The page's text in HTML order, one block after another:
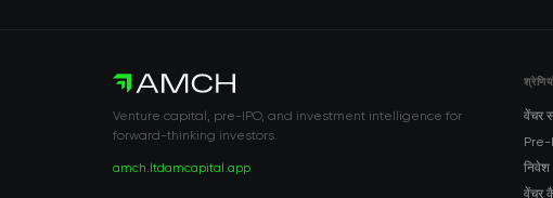
Venture capital, pre-IPO, and investment intelligence for
forward-thinking investors.
amch.ltdamcapital.app
वेंचर
Pre-
निवेश
वेंचर